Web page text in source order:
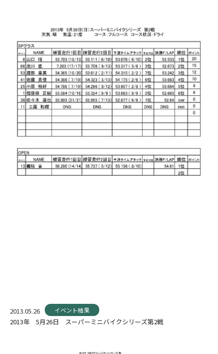
2013.05.26 イベント結果
2013年 5月26日 スーパーミニバイクシリーズ第2戦